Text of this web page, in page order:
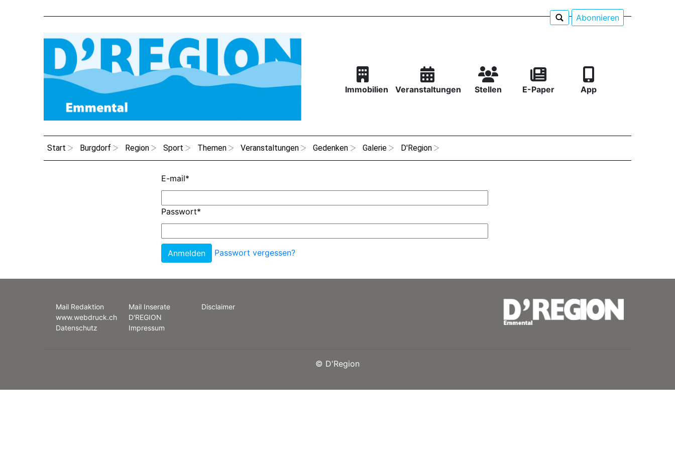
Abonnieren
Immobilien Veranstaltungen Stellen E-Paper App
Start Burgdorf Region Sport Themen Veranstaltungen Gedenken Galerie D'Region
E-mail*
Passwort*
Passwort vergessen?
Mail Redaktion
www.webdruck.ch
Datenschutz
Mail Inserate
D'REGION
Impressum
Disclaimer
© D'Region